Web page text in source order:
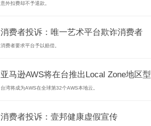
意外扣费却不予退款。
消费者投诉：唯一艺术平台欺诈消费者
消费者要求平台予以赔偿。
亚马逊AWS将在台推出Local Zone地区
台湾将成为AWS在全球第32个AWS本地云。
消费者投诉：壹邦健康虚假宣传